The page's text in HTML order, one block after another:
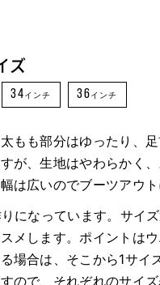
ズ
34インチ 36インチ
もも部分はゆったり、
が、生地はやわらかく
は広いのでブーツアウト
になっています。サイ
メします。ポイントは
場合は、そこから1サイ
ので、それぞれのサイ